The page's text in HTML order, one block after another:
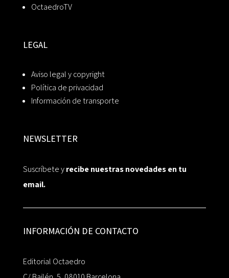
OctaedroTV
LEGAL
Aviso legal y copyright
Política de privacidad
Información de transporte
NEWSLETTER
Suscríbete yrecibe nuestras novedades en tu
email.
INFORMACIÓN DE CONTACTO
Editorial Octaedro